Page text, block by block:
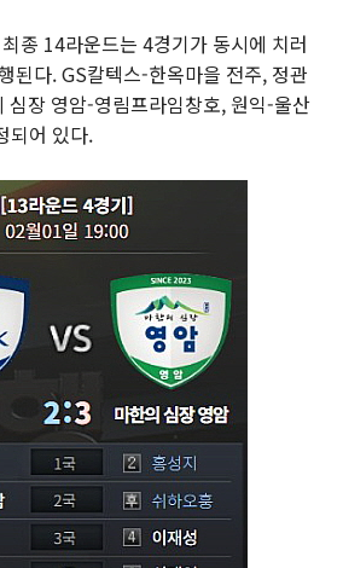
종 14라운드는 4경기가 동시에 치러
된다. GS칼텍스-한옥마을 전주, 정관
심장 영암-영림프라임창호, 원익-울산
되어 있다.